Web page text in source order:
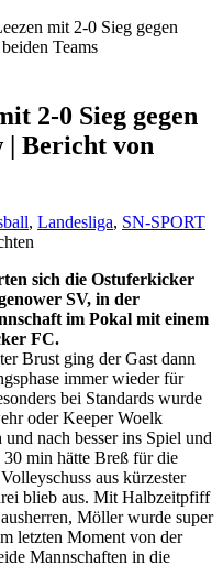
mit 2-0 Sieg gegen
Teams
2-0 Sieg gegen
| Bericht von
, Landesliga, SN-SPORT
sich die Ostuferkicker
SV, in der
im Pokal mit einem
FC.
Brust ging der Gast dann
immer wieder für
bei Standards wurde
oder Keeper Woelk
nach besser ins Spiel und
min hätte Breß für die
aus kürzester
blieb aus. Mit Halbzeitpfiff
Möller wurde super
letzten Moment von der
Mannschaften in die